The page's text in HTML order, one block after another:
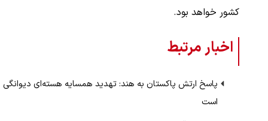
کشور خواهد بود.
اخبار مرتبط
پاسخ ارتش پاکستان به هند: تهدید همسایه هسته‌ای دیوانگی
است